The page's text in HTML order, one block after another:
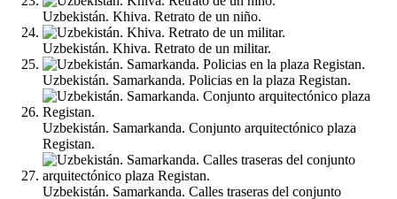
Uzbekistán. Khiva. Retrato de un niño.
Uzbekistán. Khiva. Retrato de un militar.
Uzbekistán. Samarkanda. Policias en la plaza Registan.
Uzbekistán. Samarkanda. Conjunto arquitectónico plaza
Registan.
Uzbekistán. Samarkanda. Calles traseras del conjunto